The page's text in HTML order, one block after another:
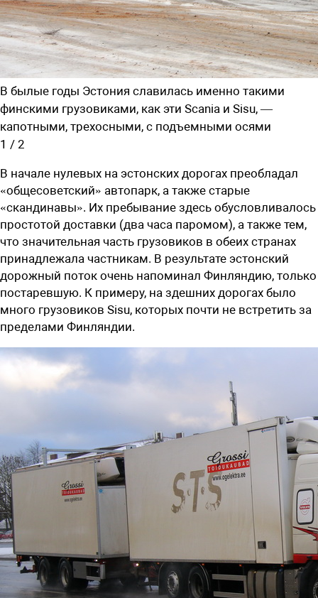
В былые годы Эстония славилась именно такими
финскими грузовиками, как эти Scania и Sisu, —
капотными, трехосными, с подъемными осями
1 / 2
В начале нулевых на эстонских дорогах преобладал
«общесоветский» автопарк, а также старые
«скандинавы». Их пребывание здесь обусловливалось
простотой доставки (два часа паромом), а также тем,
что значительная часть грузовиков в обеих странах
принадлежала частникам. В результате эстонский
дорожный поток очень напоминал Финляндию, только
постаревшую. К примеру, на здешних дорогах было
много грузовиков Sisu, которых почти не встретить за
пределами Финляндии.